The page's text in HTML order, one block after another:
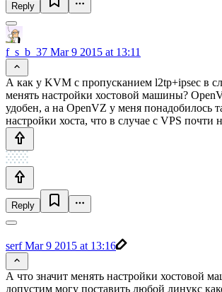
Reply
f_s_b_37 Mar 9 2015 at 13:11
А как у KVM c пропусканием l2tp+ipsec в
менять настройки хостовой машины?
удобен, а на OpenVZ у меня понадобилось
настройки хоста, что в случае с VPS почти
Reply
serfMar 9 2015 at 13:16
А что значит менять настройки хостовой
допустим могу поставить любой линукс